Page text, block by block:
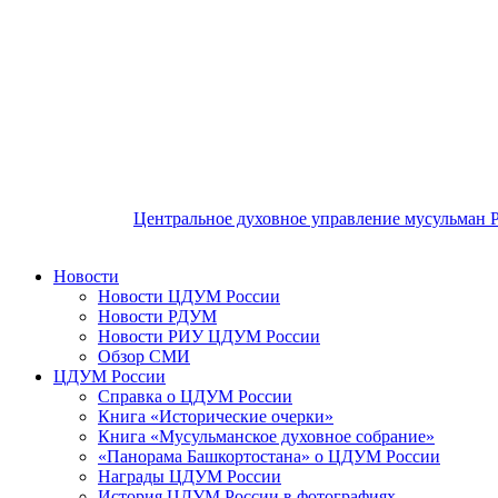
Центральное духовное управление мусульман
Новости
Новости ЦДУМ России
Новости РДУМ
Новости РИУ ЦДУМ России
Обзор СМИ
ЦДУМ России
Справка о ЦДУМ России
Книга «Исторические очерки»
Книга «Мусульманское духовное собрание»
«Панорама Башкортостана» о ЦДУМ России
Награды ЦДУМ России